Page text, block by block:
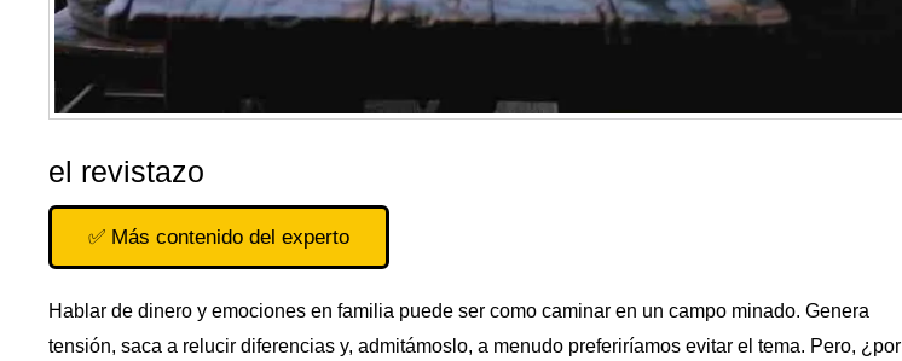
el revistazo
✅ Más contenido del experto
Hablar de dinero y emociones en familia puede ser como caminar en un campo minado. Genera
tensión, saca a relucir diferencias y, admitámoslo, a menudo preferiríamos evitar el tema. Pero, ¿por